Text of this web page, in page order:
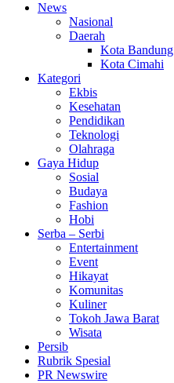
News
Nasional
Daerah
Kota Bandung
Kota Cimahi
Kategori
Ekbis
Kesehatan
Pendidikan
Teknologi
Olahraga
Gaya Hidup
Sosial
Budaya
Fashion
Hobi
Serba – Serbi
Entertainment
Event
Hikayat
Komunitas
Kuliner
Tokoh Jawa Barat
Wisata
Persib
Rubrik Spesial
PR Newswire